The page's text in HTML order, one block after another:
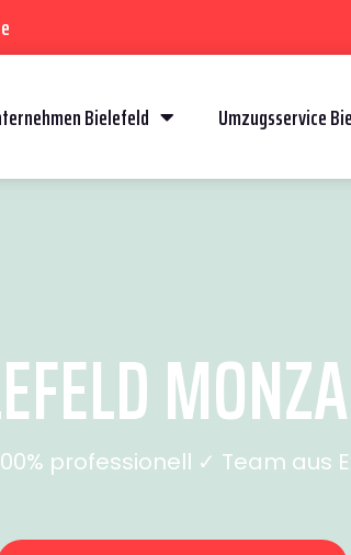
Bielefeld Umzugsservice
professionell ✓ Team aus